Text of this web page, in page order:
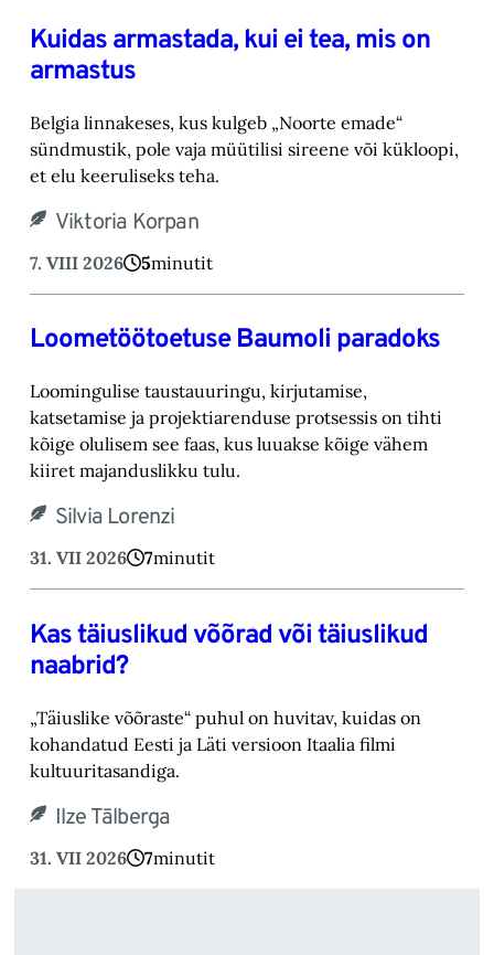
Kuidas armastada, kui ei tea, mis on
armastus
Belgia linnakeses, kus kulgeb „Noorte emade“
sündmustik, pole vaja müütilisi sireene või kük‎loopi,
et elu keeruliseks teha. ‎
Viktoria Korpan
7. VIII 2026 5minutit
Loometöötoetuse Baumoli paradoks
Loomingulise taustauuringu, kirjutamise,
katsetamise ja projektiarenduse protsessis on tihti
kõige olulisem see faas, kus luuakse kõige vähem
kiiret majanduslikku tulu.
Silvia Lorenzi
31. VII 2026 7minutit
Kas täiuslikud võõrad või täiuslikud
naabrid?
„Täiuslike võõraste“ puhul on huvitav, kuidas on
kohandatud Eesti ja Läti versioon Itaalia filmi
kultuuritasandiga.
Ilze Tālberga
31. VII 2026 7minutit